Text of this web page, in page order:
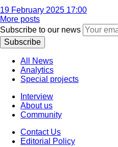
19 February 2025 17:00
More posts
Subscribe to our news
Subscribe
All News
Analytics
Special projects
Interview
About us
Community
Contact Us
Editorial Policy